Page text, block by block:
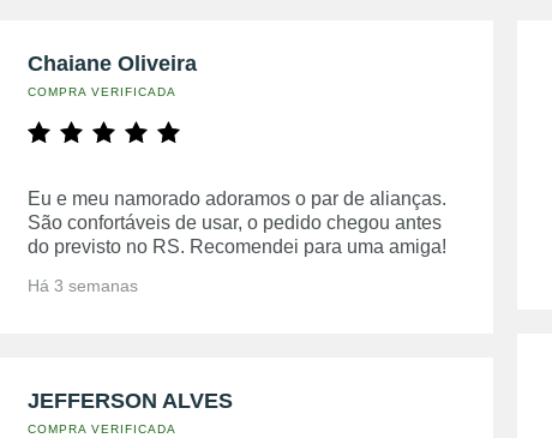
Chaiane Oliveira
COMPRA VERIFICADA
Eu e meu namorado adoramos o par de alianças.
São confortáveis de usar, o pedido chegou antes
do previsto no RS. Recomendei para uma amiga!
Há 3 semanas
JEFFERSON ALVES
COMPRA VERIFICADA